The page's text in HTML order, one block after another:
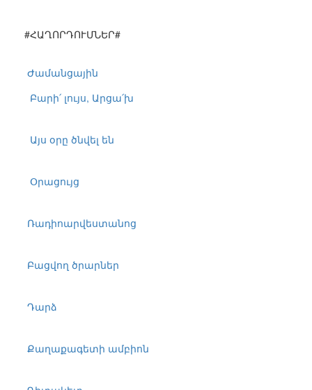
#ՀԱՂՈՐԴՈՒՄՆԵՐ#
Ժամանցային
Բարի՛ լույս, Արցա՛խ
Այս օրը ծնվել են
Օրացույց
Ռադիոարվեստանոց
Բացվող ծրարներ
Դարձ
Քաղաքագետի ամբիոն